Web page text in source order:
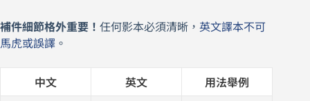
補件細節格外重要！ 任何影本必須清晰， 英文譯本不可
馬虎或誤譯 。
中文 英文 用法舉例